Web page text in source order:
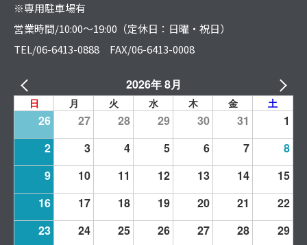
※専用駐車場有
営業時間/10:00～19:00（定休日：日曜・祝日）
TEL/06-6413-0888 FAX/06-6413-0008
2026年 8月
日 月 火 水 木 金 土
26 27 28 29 30 31
1
2
3 4 5 6 7
8
9
10 11 12 13 14
15
16
17 18 19 20 21
22
23
24 25 26 27 28
29